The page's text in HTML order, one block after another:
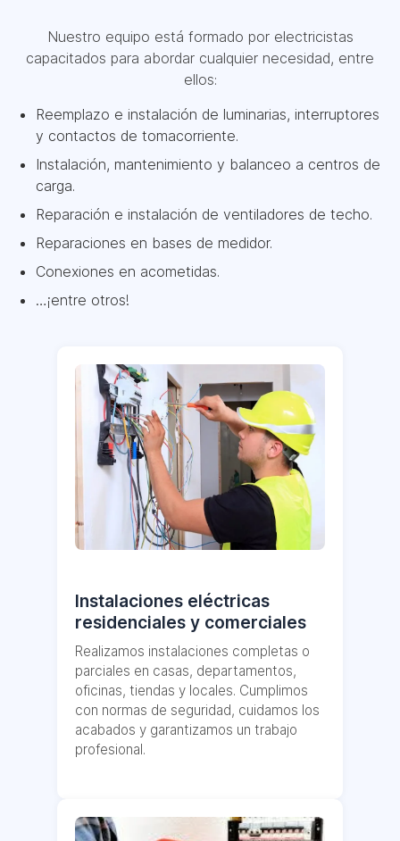
Nuestro equipo está formado por electricistas
capacitados para abordar cualquier necesidad, entre
ellos:
Reemplazo e instalación de luminarias, interruptores
y contactos de tomacorriente.
Instalación, mantenimiento y balanceo a centros de
carga.
Reparación e instalación de ventiladores de techo.
Reparaciones en bases de medidor.
Conexiones en acometidas.
…¡entre otros!
Instalaciones eléctricas
residenciales y comerciales
Realizamos instalaciones completas o
parciales en casas, departamentos,
oficinas, tiendas y locales. Cumplimos
con normas de seguridad, cuidamos los
acabados y garantizamos un trabajo
profesional.